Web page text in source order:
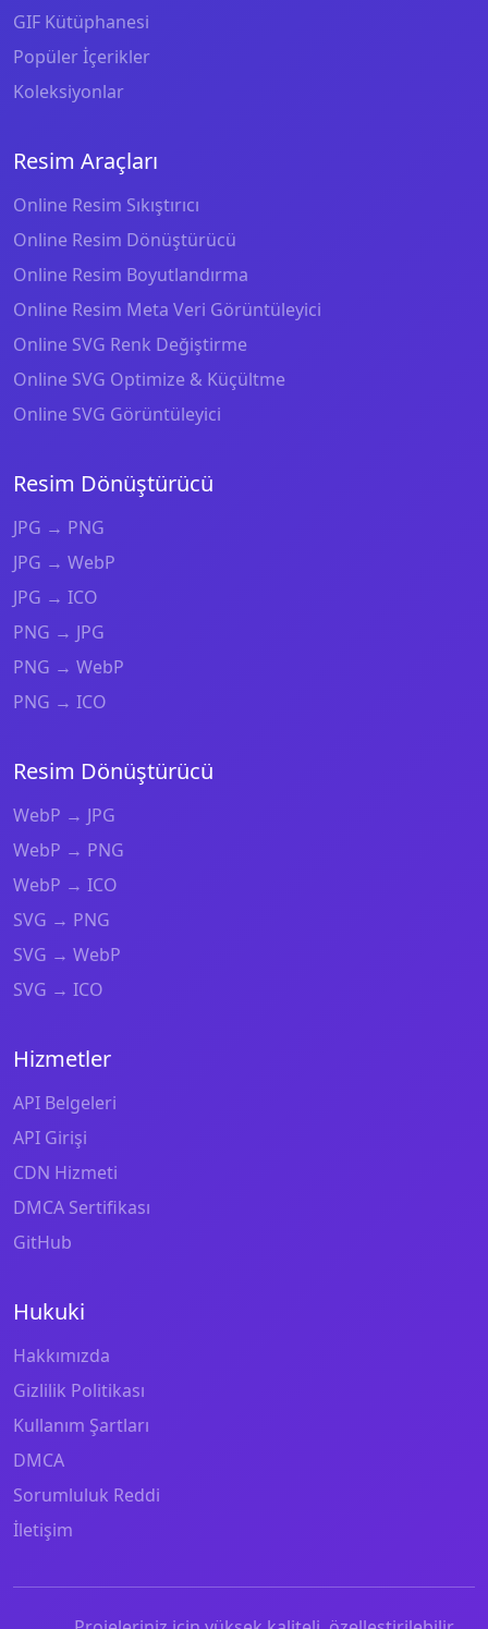
GIF Kütüphanesi
Popüler İçerikler
Koleksiyonlar
Resim Araçları
Online Resim Sıkıştırıcı
Online Resim Dönüştürücü
Online Resim Boyutlandırma
Online Resim Meta Veri Görüntüleyici
Online SVG Renk Değiştirme
Online SVG Optimize & Küçültme
Online SVG Görüntüleyici
Resim Dönüştürücü
JPG → PNG
JPG → WebP
JPG → ICO
PNG → JPG
PNG → WebP
PNG → ICO
Resim Dönüştürücü
WebP → JPG
WebP → PNG
WebP → ICO
SVG → PNG
SVG → WebP
SVG → ICO
Hizmetler
API Belgeleri
API Girişi
CDN Hizmeti
DMCA Sertifikası
GitHub
Hukuki
Hakkımızda
Gizlilik Politikası
Kullanım Şartları
DMCA
Sorumluluk Reddi
İletişim